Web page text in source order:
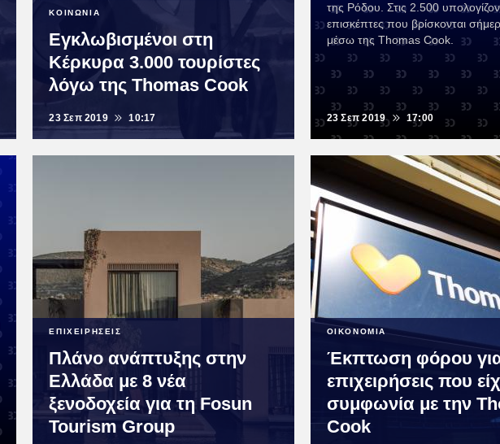
ΚΟΙΝΩΝΙΑ
Εγκλωβισμένοι στη
Κέρκυρα 3.000 τουρίστες
λόγω της Thomas Cook
23 Σεπ 2019 10:17
της Ρόδου. Στις 2.500
επισκέπτες που βρίσκονται
μέσω της Thomas Cook.
23 Σεπ 2019 17:00
ΕΠΙΧΕΙΡΗΣΕΙΣ
Πλάνο ανάπτυξης στην
Ελλάδα με 8 νέα
ξενοδοχεία για τη Fosun
Tourism Group
ΟΙΚΟΝΟΜΙΑ
Έκπτωση φόρου για
επιχειρήσεις που
συμφωνία με την
Cook